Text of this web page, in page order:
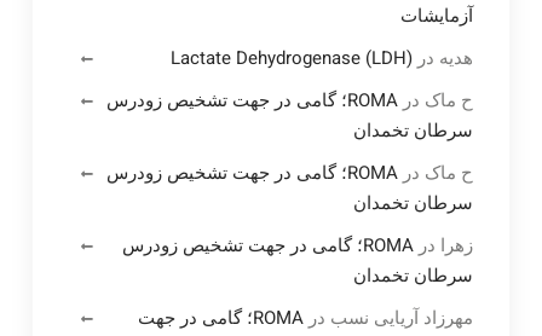
آزمایشات
هدیه در Lactate Dehydrogenase (LDH)
ح ماک در
ROMA؛ گامی در جهت تشخیص زودرس
سرطان تخمدان
ح ماک در
ROMA؛ گامی در جهت تشخیص زودرس
سرطان تخمدان
زهرا در
ROMA؛ گامی در جهت تشخیص زودرس
سرطان تخمدان
مهرزاد آریایی نسب در
ROMA؛ گامی در جهت